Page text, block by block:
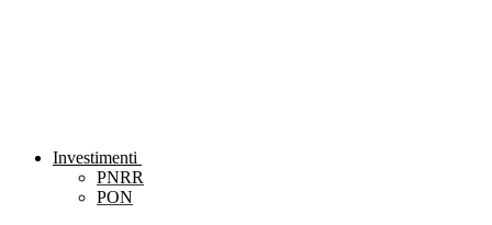
Investimenti
PNRR
PON